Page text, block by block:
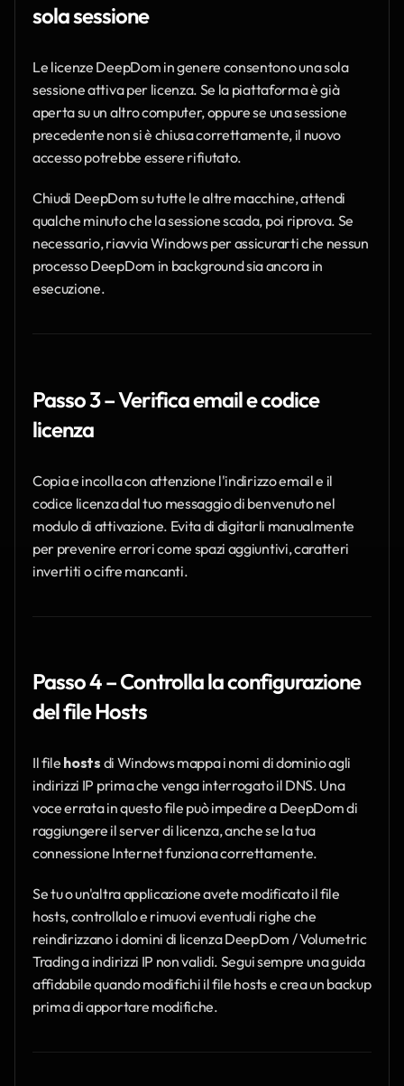
sola sessione
Le licenze DeepDom in genere consentono una sola
sessione attiva per licenza. Se la piattaforma è già
aperta su un altro computer, oppure se una sessione
precedente non si è chiusa correttamente, il nuovo
accesso potrebbe essere rifiutato.
Chiudi DeepDom su tutte le altre macchine, attendi
qualche minuto che la sessione scada, poi riprova. Se
necessario, riavvia Windows per assicurarti che nessun
processo DeepDom in background sia ancora in
esecuzione.
Passo 3 – Verifica email e codice
licenza
Copia e incolla con attenzione l'indirizzo email e il
codice licenza dal tuo messaggio di benvenuto nel
modulo di attivazione. Evita di digitarli manualmente
per prevenire errori come spazi aggiuntivi, caratteri
invertiti o cifre mancanti.
Passo 4 – Controlla la configurazione
del file Hosts
Il file hosts di Windows mappa i nomi di dominio agli
indirizzi IP prima che venga interrogato il DNS. Una
voce errata in questo file può impedire a DeepDom di
raggiungere il server di licenza, anche se la tua
connessione Internet funziona correttamente.
Se tu o un'altra applicazione avete modificato il file
hosts, controllalo e rimuovi eventuali righe che
reindirizzano i domini di licenza DeepDom / Volumetric
Trading a indirizzi IP non validi. Segui sempre una guida
affidabile quando modifichi il file hosts e crea un backup
prima di apportare modifiche.